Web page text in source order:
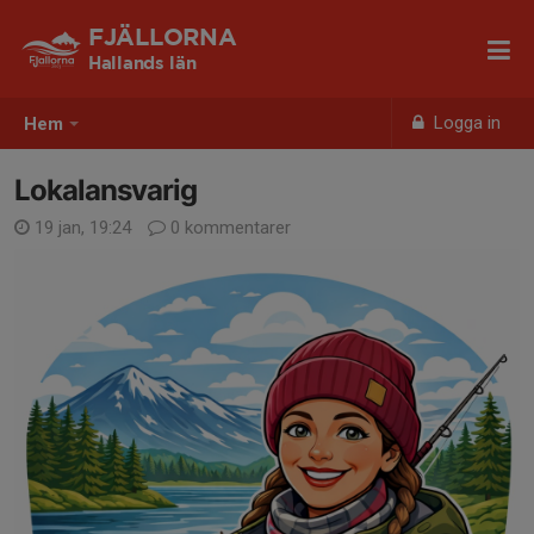
Hem Logga in
FJÄLLORNA
Hallands län
Lokalansvarig
19 jan, 19:24 0 kommentarer